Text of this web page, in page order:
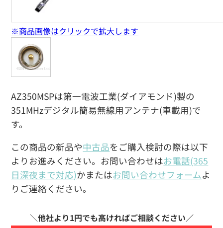
AZ350MSPは第一電波工業(ダイアモンド)製の
351MHzデジタル簡易無線用アンテナ(車載用)で
す。
この商品の新品や中古品をご購入検討の際は以下
よりお進みください。お問い合わせはお電話(365
日深夜まで対応)かまたはお問い合わせフォームよ
りご連絡ください。
※商品画像はクリックで拡大します